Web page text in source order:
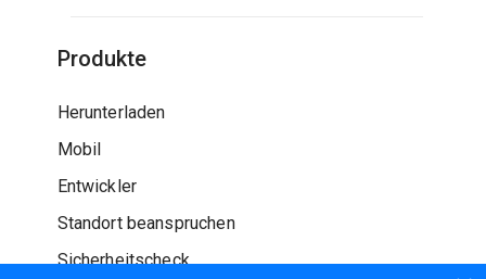
Produkte
Herunterladen
Mobil
Entwickler
Standort beanspruchen
Sicherheitscheck